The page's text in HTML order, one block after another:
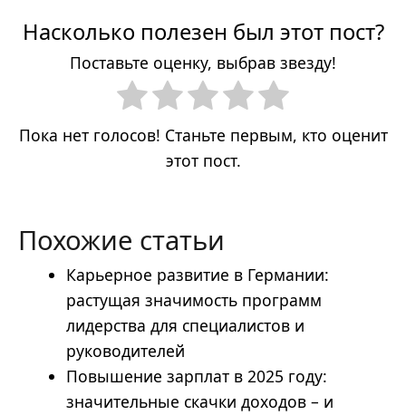
Насколько полезен был этот пост?
Поставьте оценку, выбрав звезду!
Пока нет голосов! Станьте первым, кто оценит
этот пост.
Похожие статьи
Карьерное развитие в Германии:
растущая значимость программ
лидерства для специалистов и
руководителей
Повышение зарплат в 2025 году:
значительные скачки доходов – и